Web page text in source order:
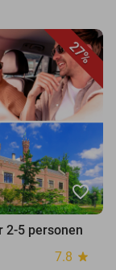
27%
favorite_border
2-5 personen
7.8 star